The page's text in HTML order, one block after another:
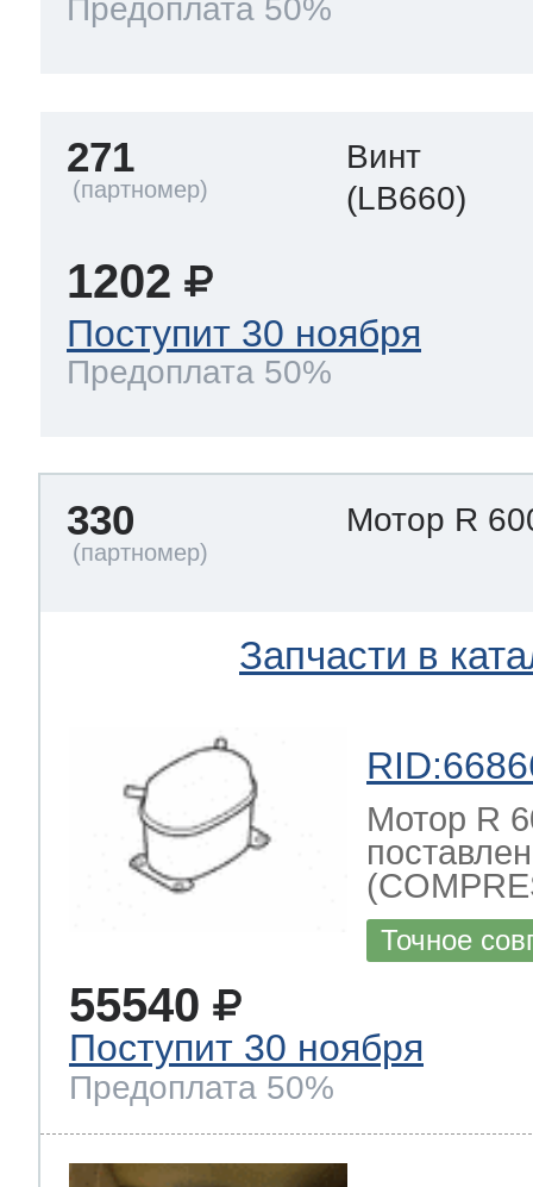
Предоплата 50%
271
Винт
(LB660)
1202
Поступит 30 ноября
Предоплата 50%
330 Мотор R
Запчасти в
Мотор R
Точное
55540
Поступит 30 ноября
Предоплата 50%